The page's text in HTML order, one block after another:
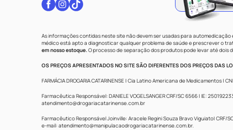
As informações contidas neste site não devem ser usadas para
médico está apto a diagnosticar qualquer problema de saúde e prescrever o
em nosso estoque.O processo de separação dos produtos pode levar até dois
OS PREÇOS APRESENTADOS NO SITE SÃO DIFERENTES DOS PREÇOS DAS
FARMÁCIA DROGARIA CATARINENSE | Cia Latino Americana de Medicamentos |
Farmacêutica Responsável: DANIELE VOGELSANGER CRF/SC 6566 | IE:
atendimento@drogariacatarinense.com.br
Farmacêutico Responsável Joinville: Aracele Regini Souza Bravo Viguiato| CRF/
e-mail: atendimento@manipulacaodrogariacatarinense.com.br.